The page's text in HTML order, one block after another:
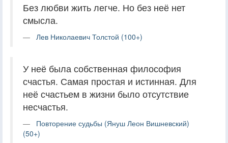
Без любви жить легче. Но без неё нет
смысла.
Лев Николаевич Толстой (100+)
У неё была собственная философия
счастья. Самая простая и истинная. Для
неё счастьем в жизни было отсутствие
несчастья.
Повторение судьбы (Януш Леон Вишневский)
(50+)